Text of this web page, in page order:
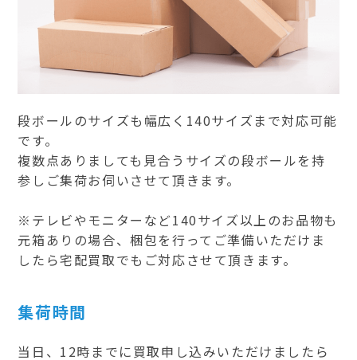
段ボールのサイズも幅広く140サイズまで対応可能
です。
複数点ありましても見合うサイズの段ボールを持
参しご集荷お伺いさせて頂きます。
※テレビやモニターなど140サイズ以上のお品物も
元箱ありの場合、梱包を行ってご準備いただけま
したら宅配買取でもご対応させて頂きます。
集荷時間
当日、12時までに買取申し込みいただけましたら